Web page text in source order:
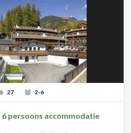
27 2-6
6 persoons accommodatie